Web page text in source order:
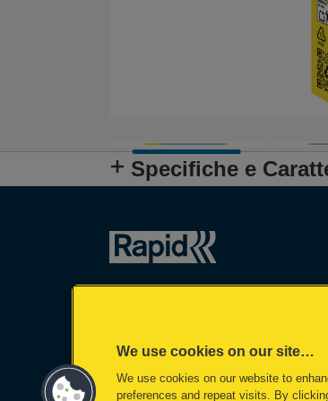
Specifiche e
We use cookies on our site…
We use cookies on our website to
preferences and repeat visits. By